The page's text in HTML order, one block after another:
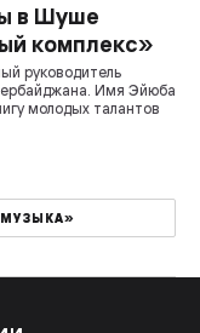
в Шуше
комплекс»
руководитель
Имя Эйюба
молодых талантов